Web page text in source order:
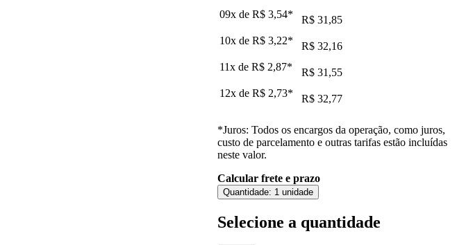
09x de R$ 3,54*
R$ 31,85
10x de R$ 3,22*
R$ 32,16
11x de R$ 2,87*
R$ 31,55
12x de R$ 2,73* R$ 32,77
*Juros: Todos os encargos da operação, como juros,
custo de parcelamento e outras tarifas estão incluídas
neste valor.
Calcular frete e prazo
Quantidade: 1 unidade
Selecione a quantidade